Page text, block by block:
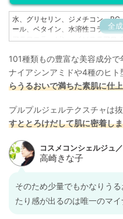
全
水、グリセリン、ジメチコン、
ール、ベタイン、水溶性コラーゲ
アテロコラーゲン、イソステアロ
糖、イノシトール、ツボクサ葉エ
リッサ葉エキス、レモングラス葉
オタニウム－51、ラウロイルグ
ドデシル）、加水分解ヒアルロン
セラミドEOP、グリシン、アラニ
ン、トレオニン、プロリン、ロー
ース、スクワラン、コンドロイチ
ン酸アスコルビルリン酸３Na、
タミン酸、PCA－Na、乳酸Na、
ン、エチルヘキシルグリセリン、
キサン、ポリアクリルアミド、水
ス－７、キサンタンガム、トコフ
ソステアリン酸、シリカ、ベヘニ
Na、水添レシチン、トリ（カプリ
101種類もの豊富な美容成分で
ナイアシンアミドや4種のヒト
らうるおいで満ちた素肌に仕
プルプルジェルテクスチャは
すととろけだして肌に密着し
そのため少量でもかなりう
たり感が出るのは唯一のマイ